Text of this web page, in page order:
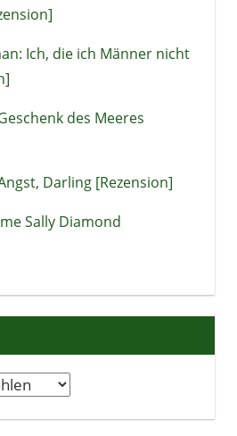
Ich, die ich Männer nicht
des Meeres
Darling [Rezension]
Sally Diamond